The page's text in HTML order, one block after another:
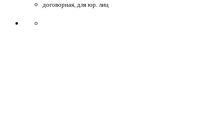
договорная, для юр. лиц